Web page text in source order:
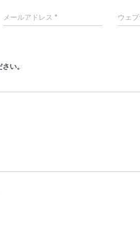
メールアドレス* ウェ
い。